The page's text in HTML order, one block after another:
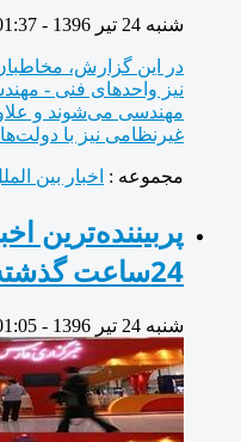
شنبه 24 تیر 1396 - 01:37
در این گزارش، مخاطبان
نیز واحدهای فنی - مهندسی
مهندسی می‌شوند و علاوه
غیرنظامی نیز با دولت‌ها
مجموعه :اخبار بین الملل /
پربیننده‌ترین
شنبه 24 تیر 1396 - 01:05